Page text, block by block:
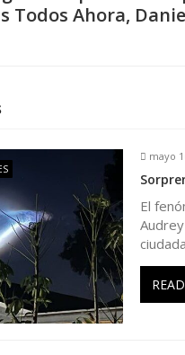
Todos Ahora,
mayo
El